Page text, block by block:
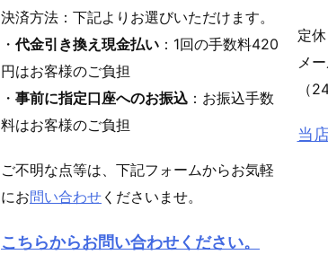
決済方法：下記よりお選びいただけます。
・ 代金引き換え現金払い ：1回の手数料420
円はお客様のご負担
・ 事前に指定口座へのお振込 ：お振込手数
料はお客様のご負担
ご不明な点等は、下記フォームからお気軽
にお問い合わせ くださいませ。
こちらからお問い合わせください。
定
メ
（
当